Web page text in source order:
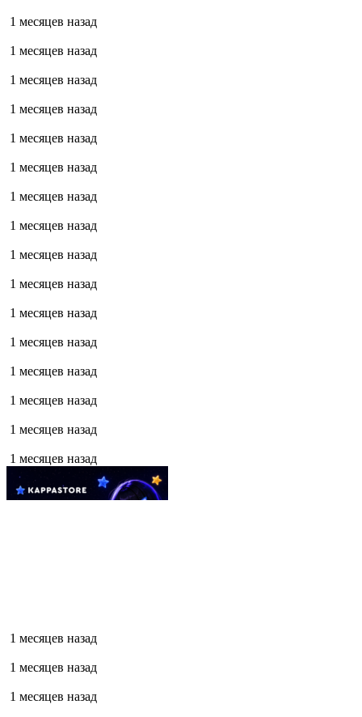
1 месяцев назад
1 месяцев назад
1 месяцев назад
1 месяцев назад
1 месяцев назад
1 месяцев назад
1 месяцев назад
1 месяцев назад
1 месяцев назад
1 месяцев назад
1 месяцев назад
1 месяцев назад
1 месяцев назад
1 месяцев назад
1 месяцев назад
1 месяцев назад
1 месяцев назад
1 месяцев назад
1 месяцев назад